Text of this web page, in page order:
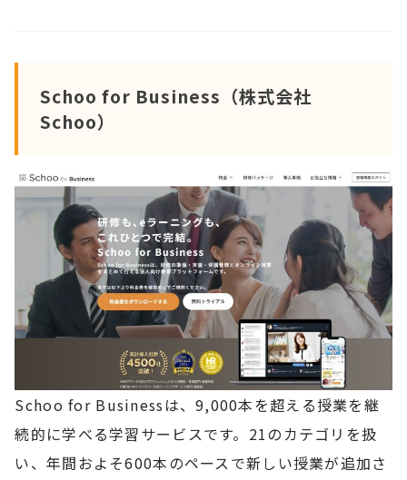
Schoo for Business（株式会社
Schoo）
Schoo for Businessは、9,000本を超える授業を継
続的に学べる学習サービスです。21のカテゴリを扱
い、年間およそ600本のペースで新しい授業が追加さ